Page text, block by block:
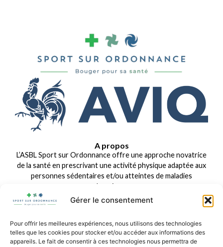
Gérer le consentement
Pour offrir les meilleures expériences, nous utilisons des technologies
telles que les cookies pour stocker et/ou accéder aux informations des
appareils. Le fait de consentir à ces technologies nous permettra de
A propos
L’ASBL Sport sur Ordonnance offre une approche novatrice
de la santé en prescrivant une activité physique adaptée aux
personnes sédentaires et/ou atteintes de maladies
chroniques.
Dispositifs existantsOrganisation Questions fréquentes
Espace pro